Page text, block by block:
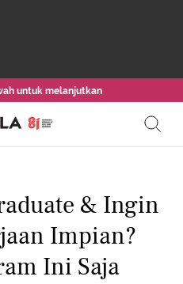
untuk melanjutkan
& Ingin
Impian?
Ini Saja